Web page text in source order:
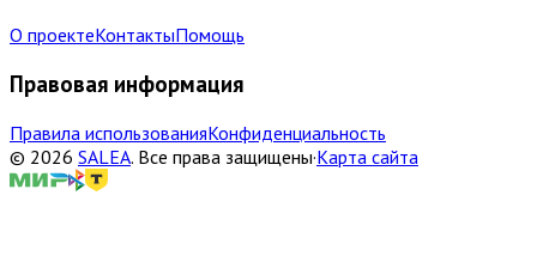
О проектеКонтактыПомощь
Правовая информация
Правила использованияКонфиденциальность
© 2026 SALEA. Все права защищены·Карта сайта